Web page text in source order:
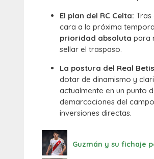
El plan del RC Celta:
cara a la próxima
prioridad absoluta para
sellar el traspaso.
La postura del Real
dotar de dinamismo y
actualmente en un punto
demarcaciones del
inversiones directas.
Guzmán y su fichaje